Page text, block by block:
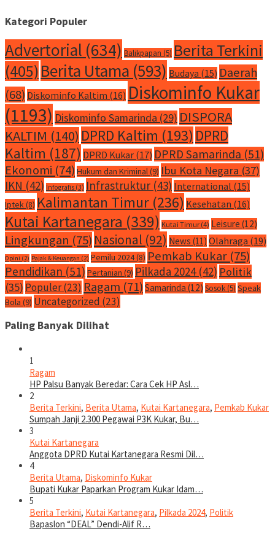
Kategori Populer
Advertorial (634) Balikpapan (5) Berita Terkini
(405)Berita Utama (593) Budaya (15) Daerah
(68) Diskominfo Kaltim (16) Diskominfo Kukar
(1193) Diskominfo Samarinda (29) DISPORA
KALTIM (140) DPRD Kaltim (193) DPRD
Kaltim (187) DPRD Kukar (17) DPRD Samarinda (51)
Ekonomi (74) Hukum dan Kriminal(9) Ibu Kota Negara (37)
IKN (42) Infografis (3) Infrastruktur (43) International (15)
Iptek(8) Kalimantan Timur (236) Kesehatan (16)
Kutai Kartanegara (339) Kutai Timur (4) Leisure (12)
Lingkungan (75) Nasional (92) News (11) Olahraga (19)
Opini (2) Pajak & Keuangan (2) Pemilu 2024(8) Pemkab Kukar (75)
Pendidikan (51) Pertanian (9) Pilkada 2024(42) Politik
(35) Populer(23) Ragam (71) Samarinda (12) Sosok(5) Speak
Bola (9) Uncategorized (23)
Paling Banyak Dilihat
1
Ragam
HP Palsu Banyak Beredar: Cara Cek HP Asl…
2
Berita Terkini, Berita Utama, Kutai Kartanegara, Pemkab Kukar
Sumpah Janji 2.300 Pegawai P3K Kukar, Bu…
3
Kutai Kartanegara
Anggota DPRD Kutai Kartanegara Resmi Dil…
4
Berita Utama, Diskominfo Kukar
Bupati Kukar Paparkan Program Kukar Idam…
5
Berita Terkini, Kutai Kartanegara, Pilkada 2024, Politik
Bapaslon “DEAL” Dendi-Alif R…